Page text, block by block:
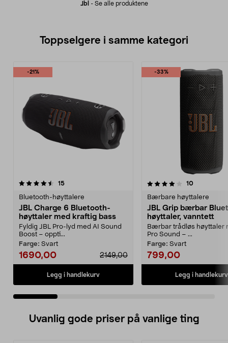
Jbl - Se alle produktene
Toppselgere i samme kategori
-21%
15anmeldelser
Bluetooth-høyttalere
JBL Charge 6 Bluetooth-
høyttaler med kraftig bass
Fyldig JBL Pro-lyd med AI Sound
Boost – oppti...
Farge: Svart
1690,00 2149,00
Legg i handlekurv
-33%
4.0 av 5 stjerner 10
Bærbare høyttalere
JBL Grip bærbar
høyttaler, vanntett
Bærbar trådløs høyttaler
Pro Sound – ...
Farge: Svart
799,00
Legg i handlekurv
5.0 av 5 stjerner
Uvanlig gode priser på vanlige ting